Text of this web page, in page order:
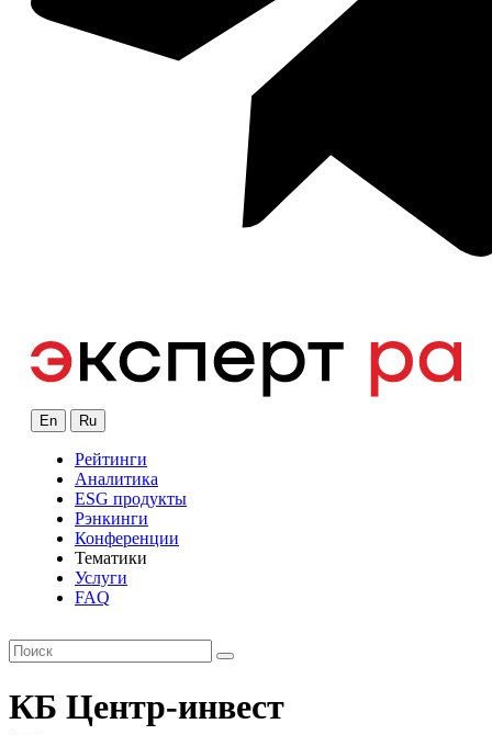
En Ru
Рейтинги
Аналитика
ESG продукты
Рэнкинги
Конференции
Тематики
Услуги
FAQ
КБ Центр-инвест